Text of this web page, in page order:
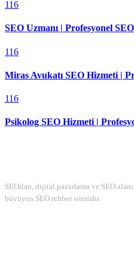
116
SEO Uzmanı | Profesyonel
116
Miras Avukatı SEO Hizmeti |
116
Psikolog SEO Hizmeti |
SEOilan, dijital pazarlama ve SEO
büyüyen SEO rehber sitesidir.